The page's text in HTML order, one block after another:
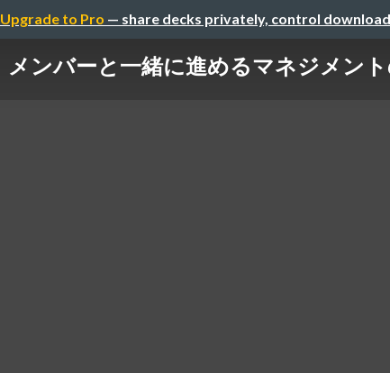
Upgrade to Pro — share decks privately, control
メンバーと一緒に進めるマネジメン